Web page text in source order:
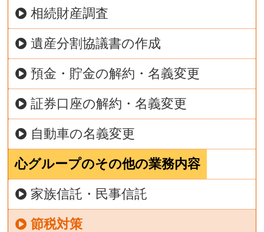
相続財産調査
遺産分割協議書の作成
預金・貯金の解約・名義変更
証券口座の解約・名義変更
自動車の名義変更
心グループのその他の業務内容
家族信託・民事信託
節税対策